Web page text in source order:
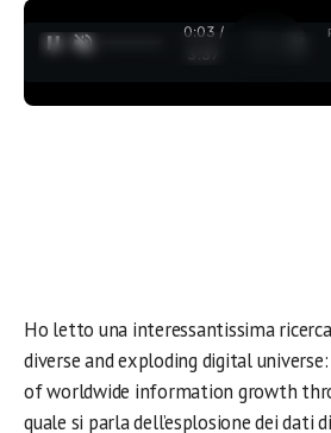
0:04 /
3:37
Ho letto una interessantissima
diverse and exploding digital
of worldwide information growth
quale si parla dell’esplosione dei dati